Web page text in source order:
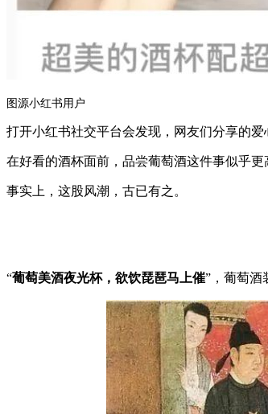
图源小红书用户
打开小红书社交平台会发现，网友们分享的
在好看的酒杯面前，品尝葡萄酒这件事似乎更
事实上，这股风潮，古已有之。
“葡萄美酒夜光杯，欲饮琵琶马上催”，葡萄酒